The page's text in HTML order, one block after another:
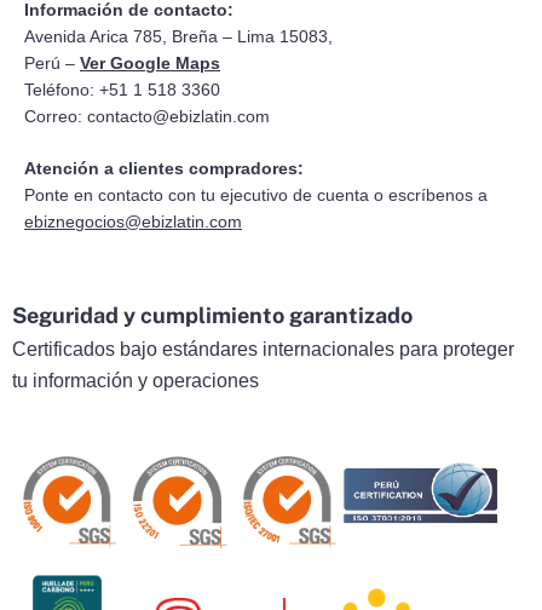
Información de contacto:
Avenida Arica 785, Breña – Lima 15083,
Perú – Ver Google Maps
Teléfono: +51 1 518 3360
Correo: contacto@ebizlatin.com
Atención a clientes compradores:
Ponte en contacto con tu ejecutivo de cuenta o escríbenos a
ebiznegocios@ebizlatin.com
Seguridad y cumplimiento garantizado
Certificados bajo estándares internacionales para proteger
tu información y operaciones